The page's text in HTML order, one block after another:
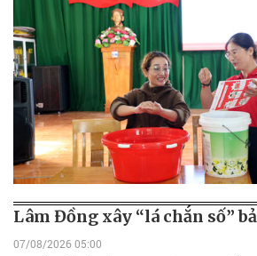
Lâm Đồng xây “lá chắn số”
07/08/2026 05:00